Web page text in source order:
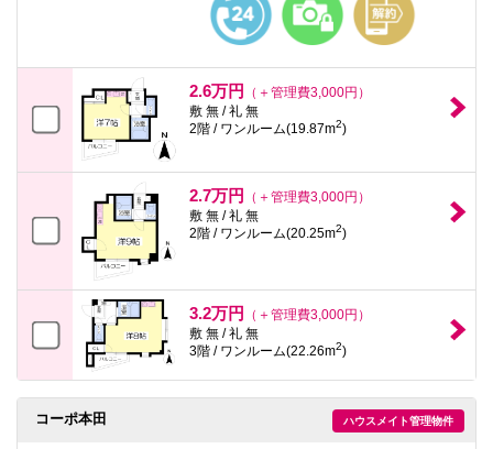
2.6万円
（＋管理費3,000円）
敷 無 / 礼 無
2階 / ワンルーム(19.87m2)
2.7万円
（＋管理費3,000円）
敷 無 / 礼 無
2階 / ワンルーム(20.25m2)
3.2万円
（＋管理費3,000円）
敷 無 / 礼 無
3階 / ワンルーム(22.26m2)
ハウスメイト管理物件
コーポ本田